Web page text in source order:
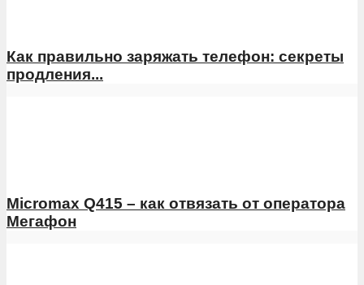
Как правильно заряжать телефон: секреты
продления...
Micromax Q415 – как отвязать от оператора
Мегафон